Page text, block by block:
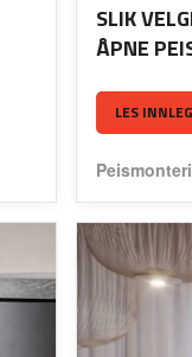
SLIK
ÅPNE
LES